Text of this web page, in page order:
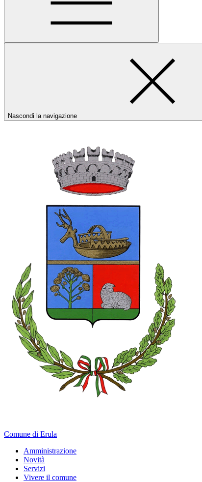
Nascondi la navigazione
Comune di Erula
Amministrazione
Novità
Servizi
Vivere il comune